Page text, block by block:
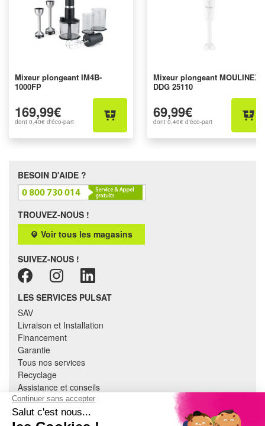
Mixeur plongeant IM4B-
1000FP
169,99€
dont 0,40€ d'éco-part
Mixeur plongeant MOULINEX
DDG 25110
69,99€
dont 0,40€ d'éco-part
BESOIN D'AIDE ?
TROUVEZ-NOUS !
Voir tous les magasins
SUIVEZ-NOUS !
LES SERVICES PULSAT
SAV
Livraison et Installation
Financement
Garantie
Tous nos services
Recyclage
Assistance et conseils
Cuisine équipée
Literie